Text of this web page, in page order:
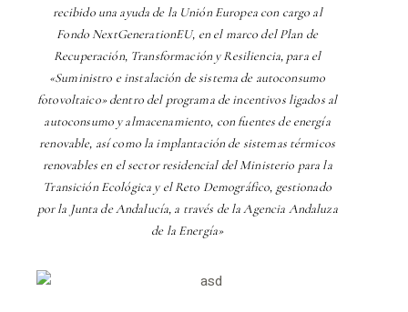
recibido una ayuda de la Unión Europea con cargo al
Fondo NextGenerationEU, en el marco del Plan de
Recuperación, Transformación y Resiliencia, para el
«Suministro e instalación de sistema de autoconsumo
fotovoltaico» dentro del programa de incentivos ligados al
autoconsumo y almacenamiento, con fuentes de energía
renovable, así como la implantación de sistemas térmicos
renovables en el sector residencial del Ministerio para la
Transición Ecológica y el Reto Demográfico, gestionado
por la Junta de Andalucía, a través de la Agencia Andaluza
de la Energía»